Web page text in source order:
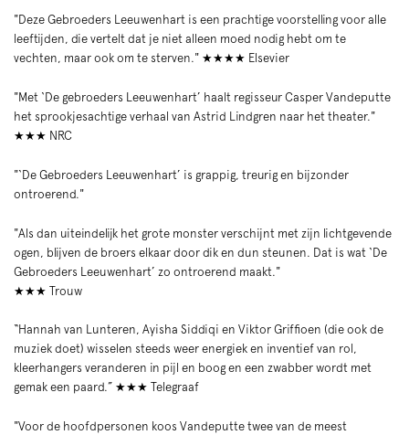
"Deze Gebroeders Leeuwenhart is een prachtige voorstelling voor alle
leeftijden, die vertelt dat je niet alleen moed nodig hebt om te
vechten, maar ook om te sterven." ★★★★ Elsevier
"Met ‘De gebroeders Leeuwenhart’ haalt regisseur Casper Vandeputte
het sprookjesachtige verhaal van Astrid Lindgren naar het theater."
★★★ NRC
"‘De Gebroeders Leeuwenhart’ is grappig, treurig en bijzonder
ontroerend."
"Als dan uiteindelijk het grote monster verschijnt met zijn lichtgevende
ogen, blijven de broers elkaar door dik en dun steunen. Dat is wat ‘De
Gebroeders Leeuwenhart’ zo ontroerend maakt."
★★★ Trouw
“Hannah van Lunteren, Ayisha Siddiqi en Viktor Griffioen (die ook de
muziek doet) wisselen steeds weer energiek en inventief van rol,
kleerhangers veranderen in pijl en boog en een zwabber wordt met
gemak een paard.” ★★★ Telegraaf
"Voor de hoofdpersonen koos Vandeputte twee van de meest